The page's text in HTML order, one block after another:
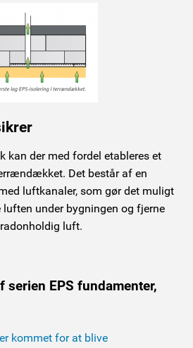
der med fordel etableres et
Det består af en
luftkanaler, som gør det muligt
under bygningen og fjerne
luft.
serien EPS fundamenter,
kommet for at blive